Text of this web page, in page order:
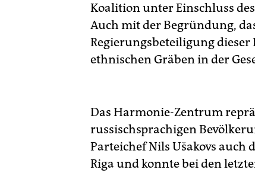
Koalition unter Einschluss
Auch mit der Begründung,
Regierungsbeteiligung
ethnischen Gräben in der
Das Harmonie-Zentrum
russischsprachigen
Parteichef Nils Ušakovs
Riga und konnte bei den